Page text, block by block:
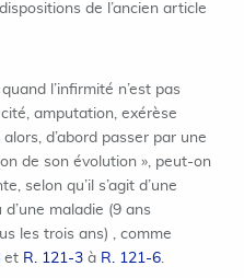
de l’ancien article
quand l’infirmité n’est pas
amputation, exérèse
d’abord passer par une
de son évolution », peut-on
selon qu’il s’agit d’une
maladie (9 ans
les trois ans) , comme
et R. 121-3 à R. 121-6.